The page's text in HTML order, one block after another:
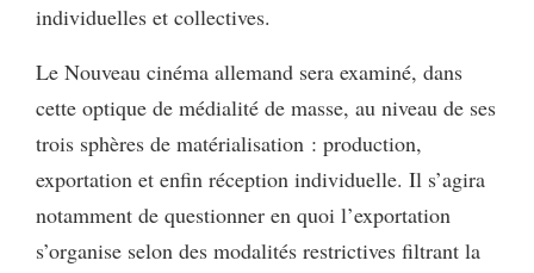
individuelles et collectives.
Le Nouveau cinéma allemand sera examiné, dans
cette optique de médialité de masse, au niveau de ses
trois sphères de matérialisation : production,
exportation et enfin réception individuelle. Il s’agira
notamment de questionner en quoi l’exportation
s’organise selon des modalités restrictives filtrant la